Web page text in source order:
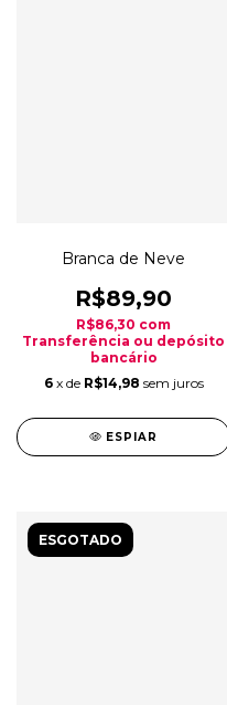
Branca de Neve
R$89,90
R$86,30 com
Transferência ou depósito
bancário
6 x de R$14,98 sem juros
ESPIAR
ESGOTADO